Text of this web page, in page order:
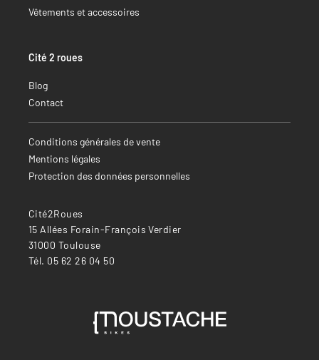
Vêtements et accessoires
Cité 2 roues
Blog
Contact
Conditions générales de vente
Mentions légales
Protection des données personnelles
Cité2Roues
15 Allées Forain-François Verdier
31000 Toulouse
Tél. 05 62 26 04 50